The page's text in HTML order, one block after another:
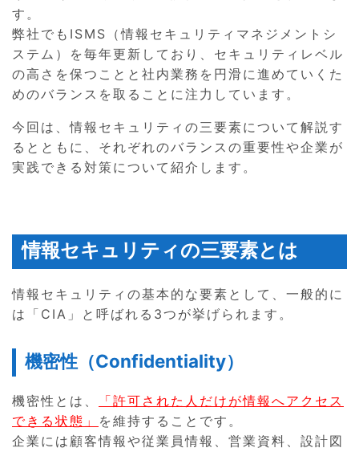
す。
弊社でもISMS（情報セキュリティマネジメントシ
ステム）を毎年更新しており、セキュリティレベル
の高さを保つことと社内業務を円滑に進めていくた
めのバランスを取ることに注力しています。
今回は、情報セキュリティの三要素について解説す
るとともに、それぞれのバランスの重要性や企業が
実践できる対策について紹介します。
情報セキュリティの三要素とは
情報セキュリティの基本的な要素として、一般的に
は「CIA」と呼ばれる3つが挙げられます。
機密性（Confidentiality）
機密性とは、
「許可された人だけが情報へアクセス
できる状態」 を維持することです。
企業には顧客情報や従業員情報、営業資料、設計図